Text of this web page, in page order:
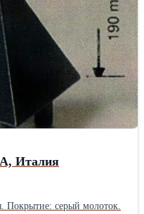
Италия
Покрытие: серый молоток.